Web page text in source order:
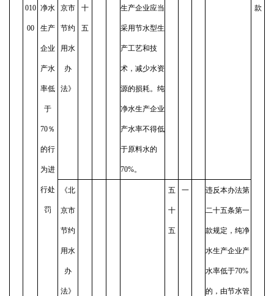
010
00
净水
生产
企业
产水
率低
于
70％
的行
为进
行处
罚
京市
节约
用水
办
法》
十
五
生产企业应当
采用节水型生
产工艺和技
术，减少水资
源的损耗。纯
净水生产企业
产水率不得低
于原料水的
70%。
款
《北
京市
节约
用水
办
法》
五
十
五
一 违反本办法第
二十五条第一
款规定，纯净
水生产企业产
水率低于70%
的，由节水管